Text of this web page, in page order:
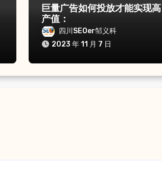
巨量广告如何投放才能实现高
产值：
四川SEOer邹义科
2023 年 11 月 7 日